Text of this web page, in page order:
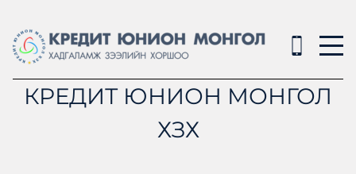
КРЕДИТ ЮНИОН МОНГОЛ
ХЗХ